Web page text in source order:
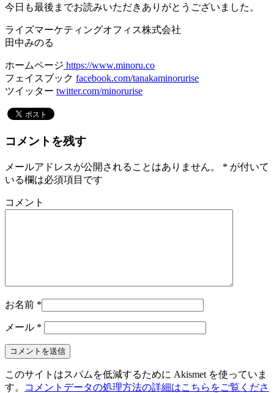
今日も最後までお読みいただきありがとうございました。
ライズマーケティングオフィス株式会社
田中みのる
ホームページ https://www.minoru.co
フェイスブック facebook.com/tanakaminorurise
ツイッター twitter.com/minorurise
コメントを残す
メールアドレスが公開されることはありません。 * が付いて
いる欄は必須項目です
コメント
お名前 *
メール *
このサイトはスパムを低減するために Akismet を使っていま
す。
コメントデータの処理方法の詳細はこちらをご覧くださ